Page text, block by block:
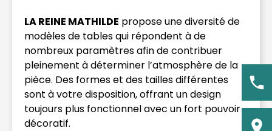
LA REINE MATHILDE propose une diversité de
modèles de tables qui répondent à de
nombreux paramètres afin de contribuer
pleinement à déterminer l’atmosphère de la
pièce. Des formes et des tailles différentes
sont à votre disposition, offrant un design
toujours plus fonctionnel avec un fort pouvoir
décoratif.